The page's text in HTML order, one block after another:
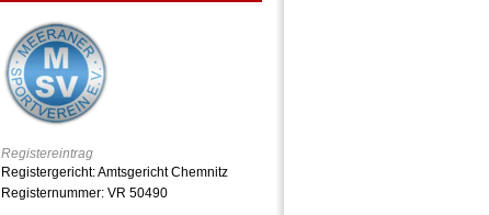
Registereintrag
Registergericht: Amtsgericht Chemnitz
Registernummer: VR 50490